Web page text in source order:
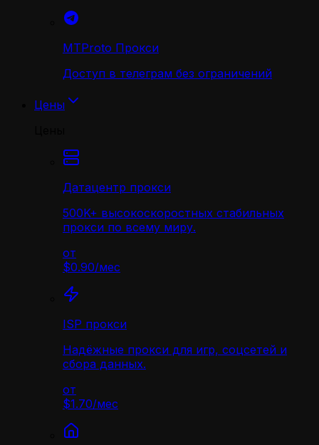
MTProto Прокси
Доступ в телеграм без ограничений
Цены
Датацентр прокси
500K+ высокоскоростных стабильных
прокси по всему миру.
от
$0.90/мес
ISP прокси
Надёжные прокси для игр, соцсетей и
сбора данных.
от
$1.70/мес